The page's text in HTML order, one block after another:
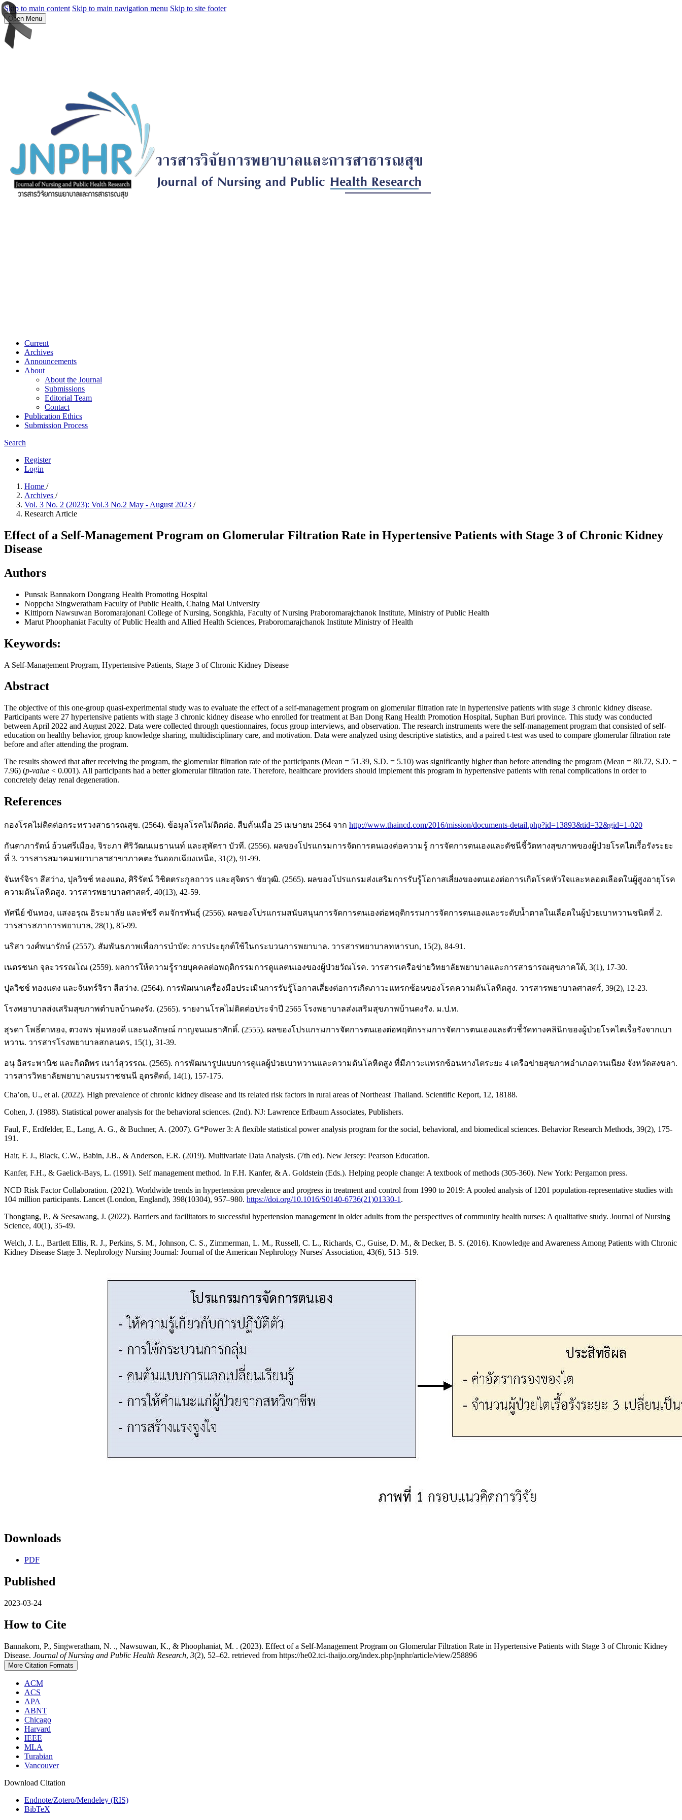
Skip to main content Skip to main navigation menu Skip to site footer
Open Menu
Current
Archives
Announcements
About
About the Journal
Submissions
Editorial Team
Contact
Publication Ethics
Submission Process
Search
Register
Login
Home /
Archives /
Vol. 3 No. 2 (2023): Vol.3 No.2 May - August 2023 /
Research Article
Effect of a Self-Management Program on Glomerular Filtration Rate in Hypertensive Patients with Stage 3 of Chronic Kidney
Disease
Authors
Punsak Bannakorn Dongrang Health Promoting Hospital
Noppcha Singweratham Faculty of Public Health, Chaing Mai University
Kittiporn Nawsuwan Boromarajonani College of Nursing, Songkhla, Faculty of Nursing Praboromarajchanok Institute, Ministry of Public Health
Marut Phoophaniat Faculty of Public Health and Allied Health Sciences, Praboromarajchanok Institute Ministry of Health
Keywords:
A Self-Management Program, Hypertensive Patients, Stage 3 of Chronic Kidney Disease
Abstract
The objective of this one-group quasi-experimental study was to evaluate the effect of a self-management program on glomerular filtration rate in hypertensive patients with stage 3 chronic kidney disease.
Participants were 27 hypertensive patients with stage 3 chronic kidney disease who enrolled for treatment at Ban Dong Rang Health Promotion Hospital, Suphan Buri province. This study was conducted
between April 2022 and August 2022. Data were collected through questionnaires, focus group interviews, and observation. The research instruments were the self-management program that consisted of self-
education on healthy behavior, group knowledge sharing, multidisciplinary care, and motivation. Data were analyzed using descriptive statistics, and a paired t-test was used to compare glomerular filtration rate
before and after attending the program.
The results showed that after receiving the program, the glomerular filtration rate of the participants (Mean = 51.39, S.D. = 5.10) was significantly higher than before attending the program (Mean = 80.72, S.D. =
7.96) (p-value < 0.001). All participants had a better glomerular filtration rate. Therefore, healthcare providers should implement this program in hypertensive patients with renal complications in order to
concretely delay renal degeneration.
References
กองโรคไม่ติดต่อกระทรวงสาธารณสุข. (2564). ข้อมูลโรคไม่ติดต่อ. สืบค้นเมื่อ 25 เมษายน 2564 จาก http://www.thaincd.com/2016/mission/documents-detail.php?id=13893&tid=32&gid=1-020
กันตาภารัตน์ อ้วนศรีเมือง, จิระภา ศิริวัฒนเมธานนท์ และสุพัตรา บัวที. (2556). ผลของโปรแกรมการจัดการตนเองต่อความรู้ การจัดการตนเองและดัชนีชี้วัดทางสุขภาพของผู้ป่วยโรคไตเรื้อรังระยะ
ที่ 3. วารสารสมาคมพยาบาลฯสาขาภาคตะวันออกเฉียงเหนือ, 31(2), 91-99.
จันทร์จิรา สีสว่าง, ปุลวิชช์ ทองแตง, ศิริรัตน์ วิชิตตระกูลถาวร และสุจิตรา ชัยวุฒิ. (2565). ผลของโปรแกรมส่งเสริมการรับรู้โอกาสเสี่ยงของตนเองต่อการเกิดโรคหัวใจและหลอดเลือดในผู้สูงอายุโรค
ความดันโลหิตสูง. วารสารพยาบาลศาสตร์, 40(13), 42-59.
ทัศนีย์ ขันทอง, แสงอรุณ อิระมาลัย และพัชรี คมจักรพันธุ์ (2556). ผลของโปรแกรมสนับสนุนการจัดการตนเองต่อพฤติกรรมการจัดการตนเองและระดับน้ำตาลในเลือดในผู้ป่วยเบาหวานชนิดที่ 2.
วารสารสภาการพยาบาล, 28(1), 85-99.
นริสา วงศ์พนารักษ์ (2557). สัมพันธภาพเพื่อการบำบัด: การประยุกต์ใช้ในกระบวนการพยาบาล. วารสารพยาบาลทหารบก, 15(2), 84-91.
เนตรชนก จุละวรรณโณ (2559). ผลการให้ความรู้รายบุคคลต่อพฤติกรรมการดูแลตนเองของผู้ป่วยวัณโรค. วารสารเครือข่ายวิทยาลัยพยาบาลและการสาธารณสุขภาคใต้, 3(1), 17-30.
ปุลวิชช์ ทองแตง และจันทร์จิรา สีสว่าง. (2564). การพัฒนาเครื่องมือประเมินการรับรู้โอกาสเสี่ยงต่อการเกิดภาวะแทรกซ้อนของโรคความดันโลหิตสูง. วารสารพยาบาลศาสตร์, 39(2), 12-23.
โรงพยาบาลส่งเสริมสุขภาพตำบลบ้านดงรัง. (2565). รายงานโรคไม่ติดต่อประจำปี 2565 โรงพยาบาลส่งเสริมสุขภาพบ้านดงรัง. ม.ป.ท.
สุรดา โพธิ์ตาทอง, ตวงพร พุ่มทองดี และนงลักษณ์ กาญจนเมธาศักดิ์. (2555). ผลของโปรแกรมการจัดการตนเองต่อพฤติกรรมการจัดการตนเองและตัวชี้วัดทางคลินิกของผู้ป่วยโรคไตเรื้อรังจากเบา
หวาน. วารสารโรงพยาบาลสกลนคร, 15(1), 31-39.
อนุ อิสระพานิช และกิตติพร เนาว์สุวรรณ. (2565). การพัฒนารูปแบบการดูแลผู้ป่วยเบาหวานและความดันโลหิตสูง ที่มีภาวะแทรกซ้อนทางไตระยะ 4 เครือข่ายสุขภาพอำเภอควนเนียง จังหวัดสงขลา.
วารสารวิทยาลัยพยาบาลบรมราชชนนี อุตรดิตถ์, 14(1), 157-175.
Cha’on, U., et al. (2022). High prevalence of chronic kidney disease and its related risk factors in rural areas of Northeast Thailand. Scientific Report, 12, 18188.
Cohen, J. (1988). Statistical power analysis for the behavioral sciences. (2nd). NJ: Lawrence Erlbaum Associates, Publishers.
Faul, F., Erdfelder, E., Lang, A. G., & Buchner, A. (2007). G*Power 3: A flexible statistical power analysis program for the social, behavioral, and biomedical sciences. Behavior Research Methods, 39(2), 175-
191.
Hair, F. J., Black, C.W., Babin, J.B., & Anderson, E.R. (2019). Multivariate Data Analysis. (7th ed). New Jersey: Pearson Education.
Kanfer, F.H., & Gaelick-Bays, L. (1991). Self management method. In F.H. Kanfer, & A. Goldstein (Eds.). Helping people change: A textbook of methods (305-360). New York: Pergamon press.
NCD Risk Factor Collaboration. (2021). Worldwide trends in hypertension prevalence and progress in treatment and control from 1990 to 2019: A pooled analysis of 1201 population-representative studies with
104 million participants. Lancet (London, England), 398(10304), 957–980. https://doi.org/10.1016/S0140-6736(21)01330-1 .
Thongtang, P., & Seesawang, J. (2022). Barriers and facilitators to successful hypertension management in older adults from the perspectives of community health nurses: A qualitative study. Journal of Nursing
Science, 40(1), 35-49.
Welch, J. L., Bartlett Ellis, R. J., Perkins, S. M., Johnson, C. S., Zimmerman, L. M., Russell, C. L., Richards, C., Guise, D. M., & Decker, B. S. (2016). Knowledge and Awareness Among Patients with Chronic
Kidney Disease Stage 3. Nephrology Nursing Journal: Journal of the American Nephrology Nurses' Association, 43(6), 513–519.
Downloads
PDF
Published
2023-03-24
How to Cite
Bannakorn, P., Singweratham, N. ., Nawsuwan, K., & Phoophaniat, M. . (2023). Effect of a Self-Management Program on Glomerular Filtration Rate in Hypertensive Patients with Stage 3 of Chronic Kidney
Disease. Journal of Nursing and Public Health Research, 3(2), 52–62. retrieved from https://he02.tci-thaijo.org/index.php/jnphr/article/view/258896
More Citation Formats
ACM
ACS
APA
ABNT
Chicago
Harvard
IEEE
MLA
Turabian
Vancouver
Download Citation
Endnote/Zotero/Mendeley (RIS)
BibTeX